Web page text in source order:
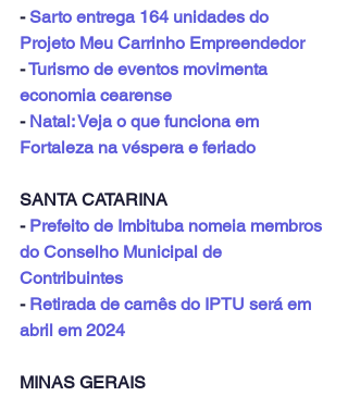
- Sarto entrega 164 unidades do
Projeto Meu Carrinho Empreendedor
- Turismo de eventos movimenta
economia cearense
- Natal: Veja o que funciona em
Fortaleza na véspera e feriado
SANTA CATARINA
- Prefeito de Imbituba nomeia membros
do Conselho Municipal de
Contribuintes
- Retirada de carnês do IPTU será em
abril em 2024
MINAS GERAIS